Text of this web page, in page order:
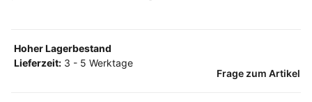
Hoher Lagerbestand
Lieferzeit: 3 - 5 Werktage
Frage zum Artikel